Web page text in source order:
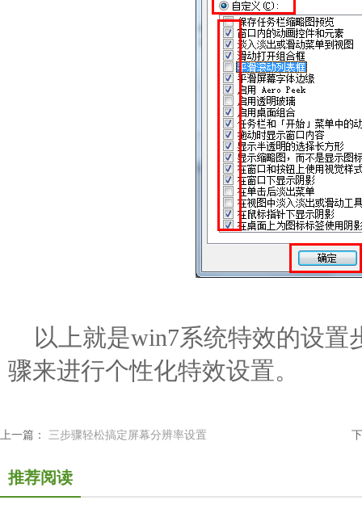
以上就是win7系统特效的设置
骤来进行个性化特效设置。
上一篇： 三步骤轻松搞定屏幕分辨率设置
推荐阅读